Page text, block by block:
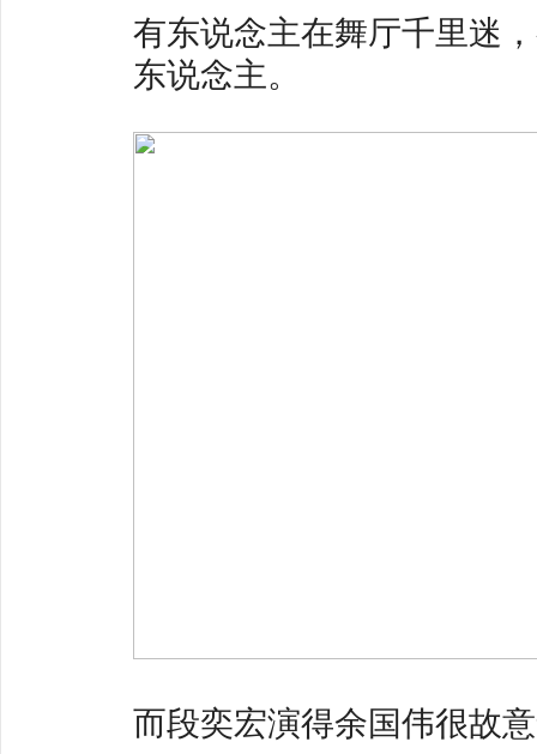
有东说念主在舞厅千里迷
东说念主。
而段奕宏演得余国伟很故